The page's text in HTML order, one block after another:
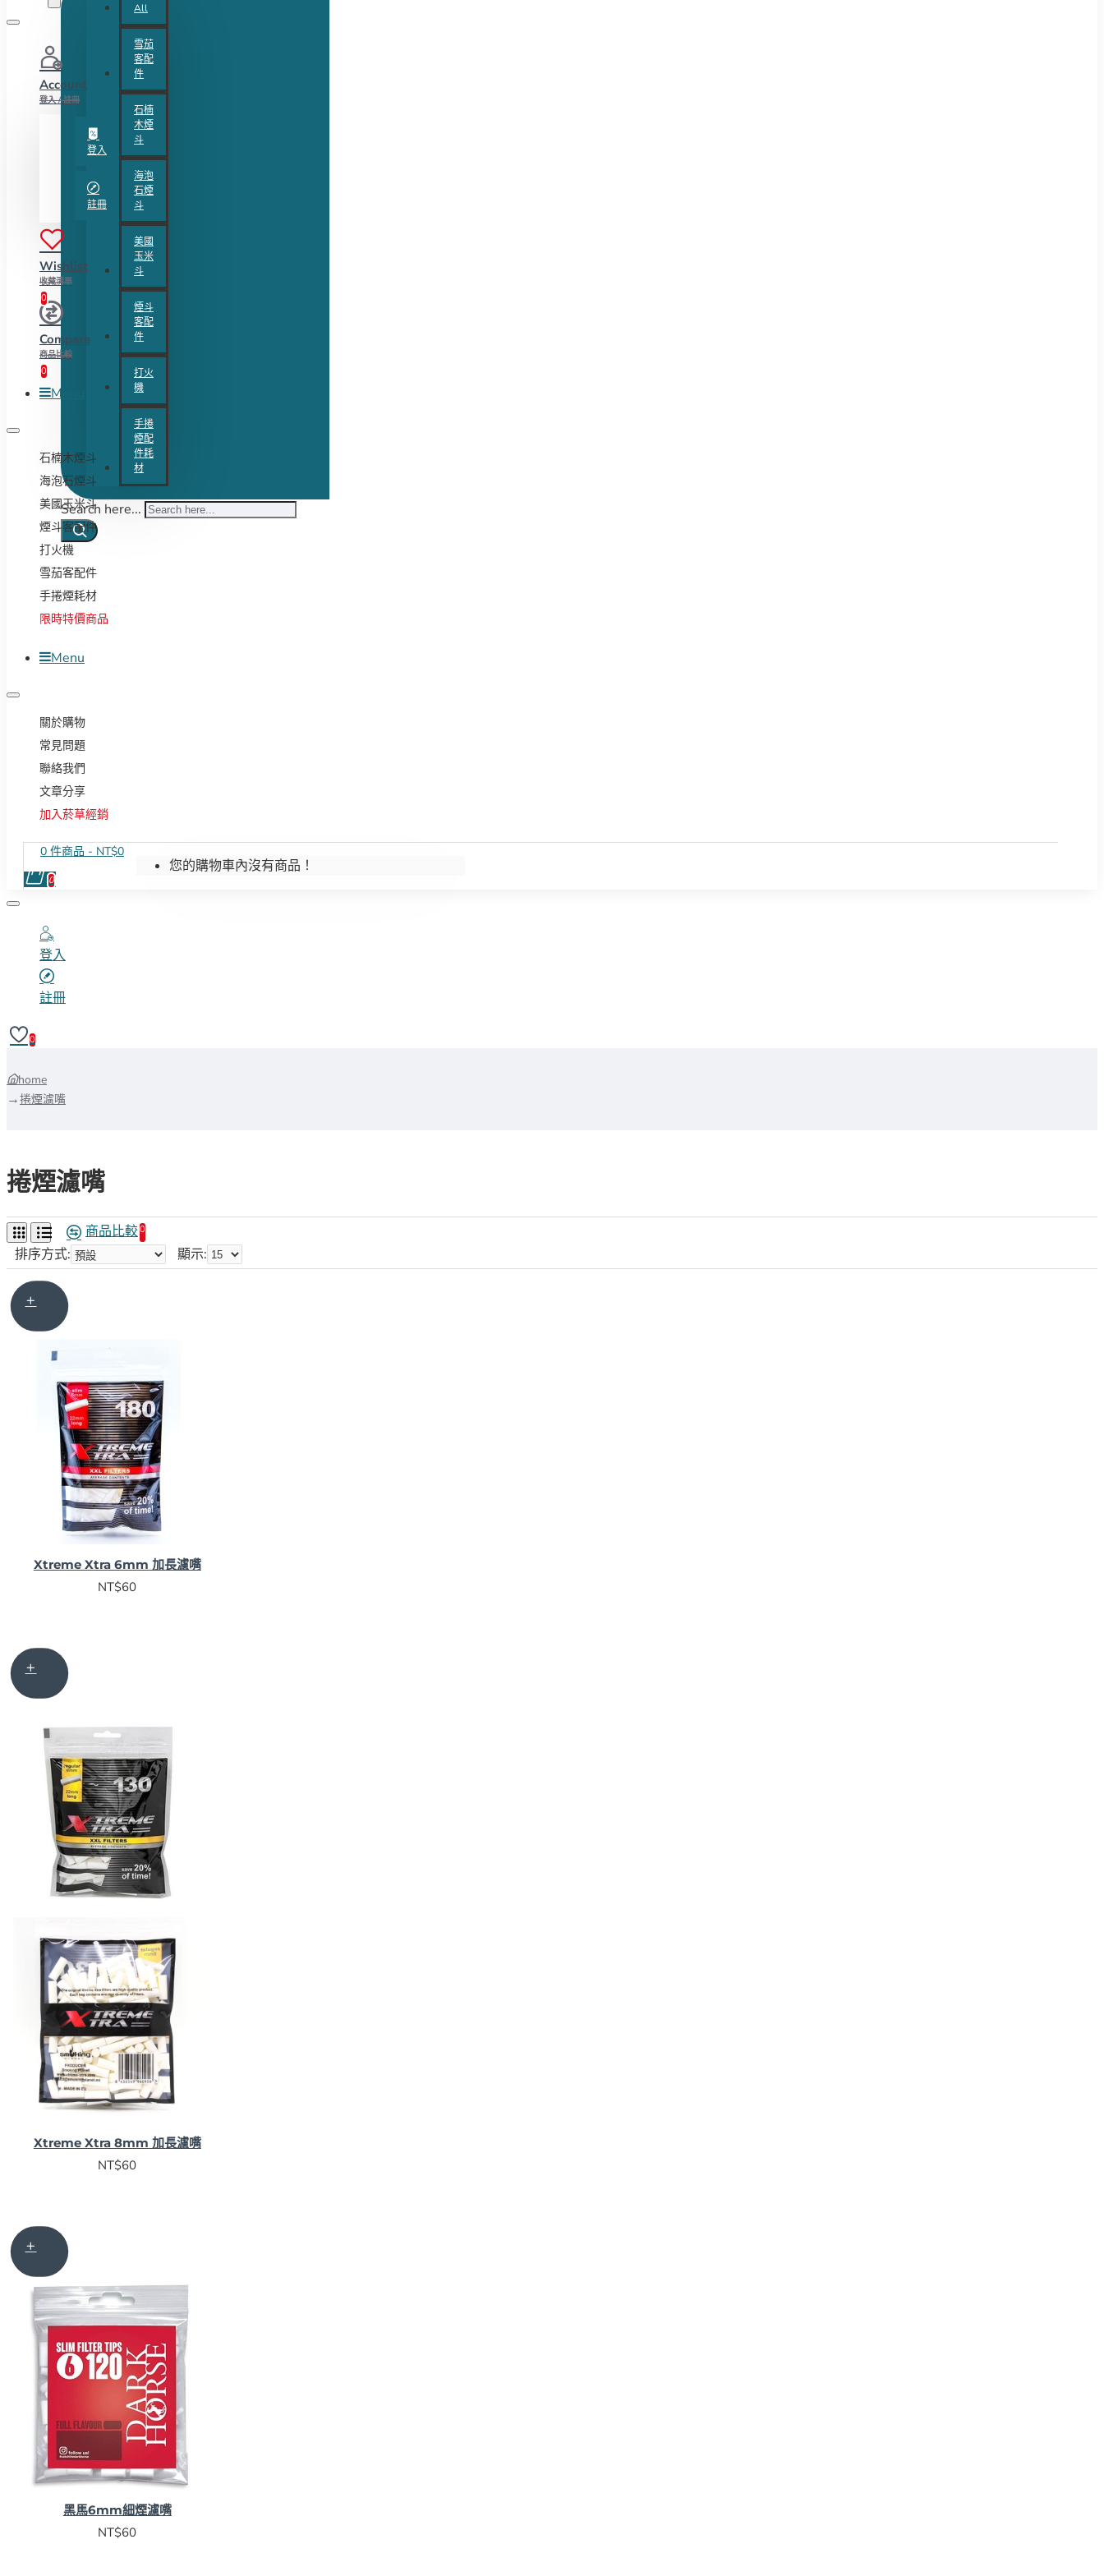
All
雪茄
客配
件
石楠
木煙
斗
海泡
石煙
斗
美國
玉米
斗
煙斗
客配
件
打火
機
手捲
煙配
件耗
材
Search here...
Account
登入 / 註冊
登入
註冊
Wishlist
收藏清單
0
Compare
商品比較
0
Menu
石楠木煙斗
海泡石煙斗
美國玉米斗
煙斗客配件
打火機
雪茄客配件
手捲煙耗材
限時特價商品
Menu
關於購物
常見問題
聯絡我們
文章分享
加入菸草經銷
0 件商品 - NT$0
0
您的購物車內沒有商品！
登入
註冊
0
home
捲煙濾嘴
捲煙濾嘴
商品比較0
排序方式: 顯示:
Xtreme Xtra 6mm 加長濾嘴
NT$60
Xtreme Xtra 8mm 加長濾嘴
NT$60
黑馬6mm細煙濾嘴
NT$60